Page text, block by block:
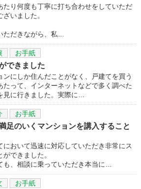
たり何度も丁寧に打ち合わせをしていただ
いました。
ただきながら、私…
お手紙
できました
にしか住んだことがなく、戸建てを買う
たって、インターネットなどで多く調べた
見に行きました。実際に…
お手紙
足のいくマンションを講入すること
において迅速に対応していただき非常にス
できました。
も、相談に乗っていただき本当に…
お手紙